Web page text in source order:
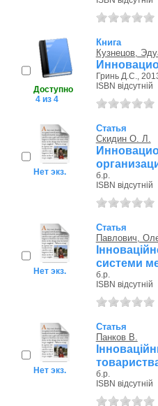
Доступно
4 из 4
Книга
Кузнецов,
Гринь Д.С.,
ISBN відсутній
Нет экз.
Статья
Скидин О. Л.
б.р.
ISBN відсутній
Нет экз.
Статья
Павлович,
системи
б.р.
ISBN відсутній
Нет экз.
Статья
Панков В.
б.р.
ISBN відсутній